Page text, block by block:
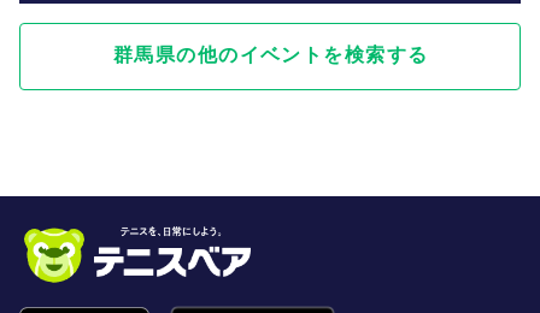
群馬県の他のイベントを検索する